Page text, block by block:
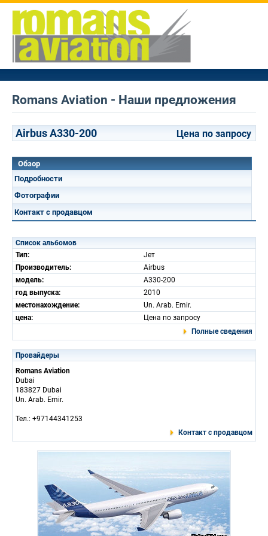
Romans Aviation - Наши предложения
Airbus A330-200 Цена по запросу
Обзор
Подробности
Фотографии
Контакт с продавцом
Список альбомов
Тип:
Jет
Производитель:
Airbus
модель:
A330-200
год выпуска:
2010
местонахождение:
Un. Arab. Emir.
цена:
Цена по запросу
Полные сведения
Провайдеры
Romans Aviation
Dubai
183827 Dubai
Un. Arab. Emir.
Тел.: +97144341253
Контакт с продавцом